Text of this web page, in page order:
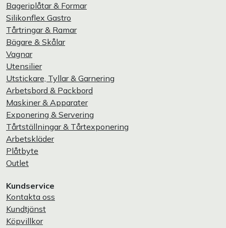
Bageriplåtar & Formar
Silikonflex Gastro
Tårtringar & Ramar
Bägare & Skålar
Vagnar
Utensilier
Utstickare, Tyllar & Garnering
Arbetsbord & Packbord
Maskiner & Apparater
Exponering & Servering
Tårtställningar & Tårtexponering
Arbetskläder
Plåtbyte
Outlet
Kundservice
Kontakta oss
Kundtjänst
Köpvillkor